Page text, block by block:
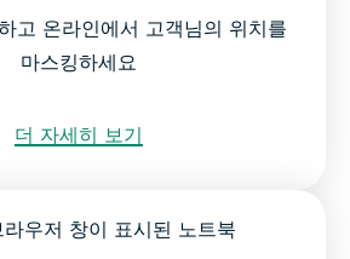
고 온라인에서 고객님의 위치를
마스킹하세요
더 자세히 보기